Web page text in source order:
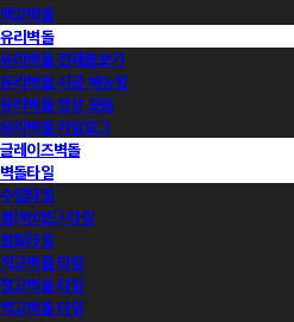
백고벽돌
유리벽돌
유리벽돌 전제품보기
유리벽돌 시공 매뉴얼
유리벽돌 영상 모음
유리벽돌 카달로그
글레이즈벽돌
벽돌타일
수입타일
롱(와이드) 타일
점토타일
적고벽돌 타일
청고벽돌 타일
백고벽돌 타일